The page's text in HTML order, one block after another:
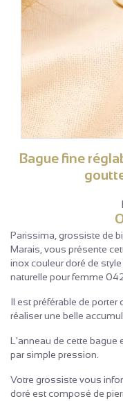
Bague fine
Parissima, grossiste de
Marais, vous présente
inox couleur doré de
naturelle pour femme
Il est préférable de porter
réaliser une belle
L'anneau de cette bague
par simple pression.
Votre grossiste vous
doré est composé de